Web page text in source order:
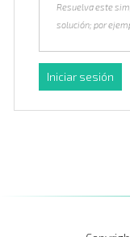
Resuelva este
solución; por